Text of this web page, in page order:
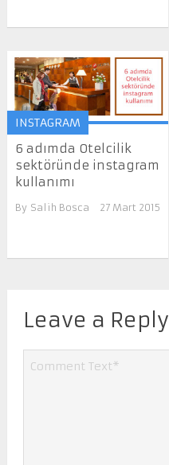
INSTAGRAM
6 adımda Otelcilik
sektöründe instagram
kullanımı
By Salih Bosca 27 Mart 2015
Leave a Reply